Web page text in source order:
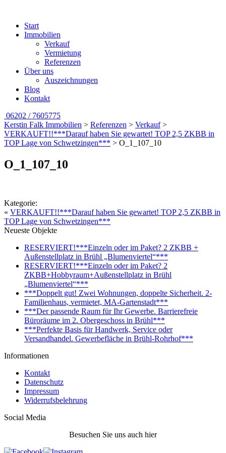
Start
Immobilien
Verkauf
Vermietung
Referenzen
Über uns
Auszeichnungen
Blog
Kontakt
06202 / 7605775
Kerstin Falk Immobilien > Referenzen > Verkauf>
VERKAUFT!!***Darauf haben Sie gewartet! TOP 2,5 ZKBB in
TOP Lage von Schwetzingen*** > O_1_107_10
O_1_107_10
Kategorie:
« VERKAUFT!!***Darauf haben Sie gewartet! TOP 2,5 ZKBB in
TOP Lage von Schwetzingen***
Neueste Objekte
RESERVIERT!***Einzeln oder im Paket? 2 ZKBB +
Außenstellplatz in Brühl „Blumenviertel“***
RESERVIERT!***Einzeln oder im Paket? 2
ZKBB+Hobbyraum+Außenstellplatz in Brühl
„Blumenviertel“***
***Doppelt gut! Zwei Wohnungen, doppelte Sicherheit. 2-
Familienhaus, vermietet, MA-Gartenstadt***
***Der passende Raum für Ihr Gewerbe. Barrierefreie
Büroräume im 2. Obergeschoss in Brühl***
***Perfekte Basis für Handwerk, Service oder
Versandhandel. Gewerbefläche in Brühl-Rohrhof***
Informationen
Kontakt
Datenschutz
Impressum
Widerrufsbelehrung
Social Media
Besuchen Sie uns auch hier